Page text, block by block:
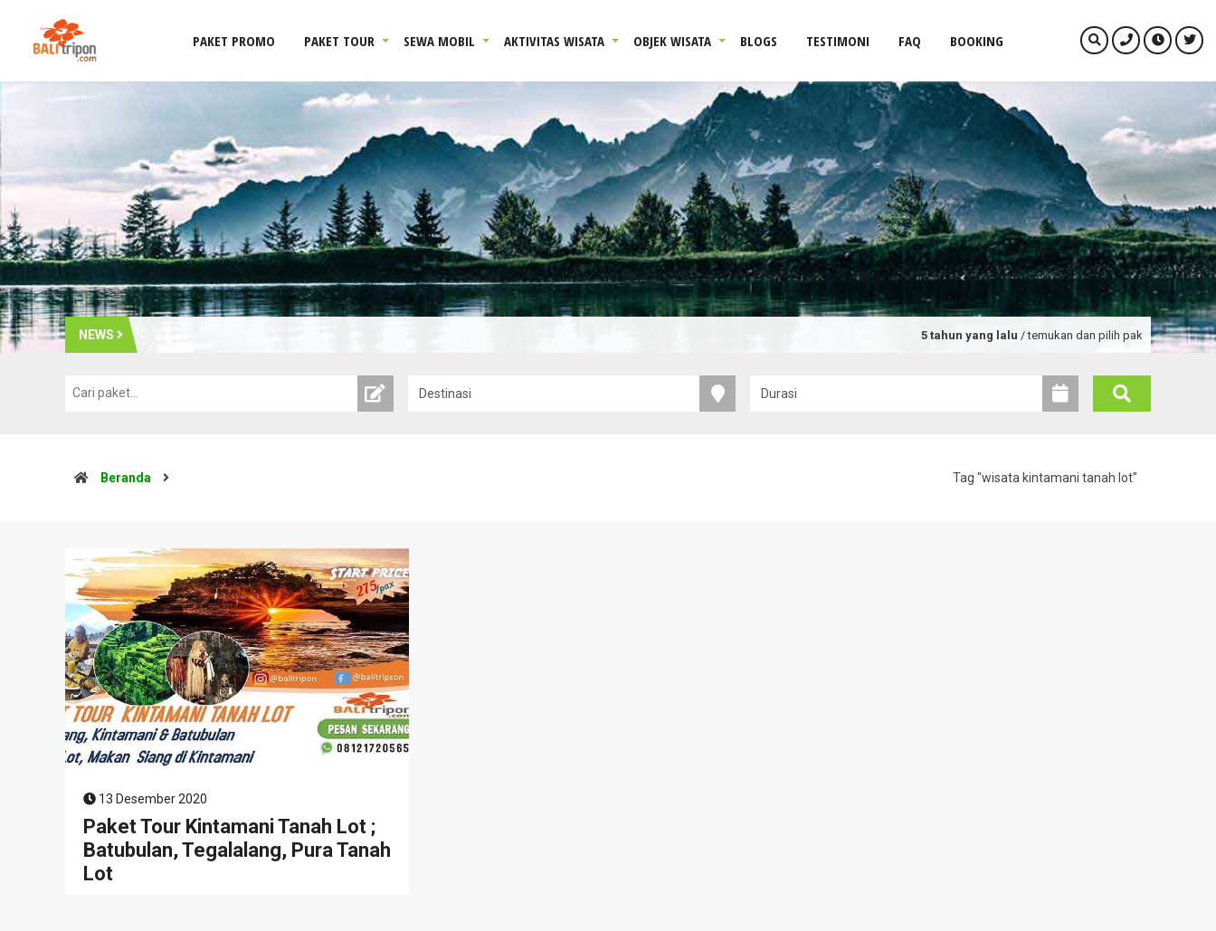
PAKET PROMO PAKET TOUR SEWA MOBIL AKTIVITAS WISATA OBJEK WISATA BLOGS TESTIMONI FAQ BOOKING
NEWS 5 tahun yang lalu/ temukan dan pilih paket tour dan promo
Beranda Tag "wisata kintamani tanah lot"
13 Desember 2020
Paket Tour Kintamani Tanah Lot ;
Batubulan, Tegalalang, Pura Tanah
Lot